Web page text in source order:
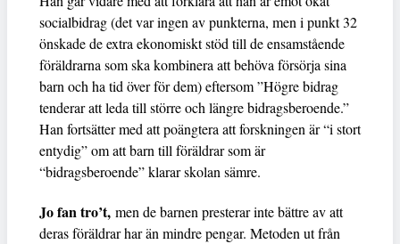
socialbidrag (det var ingen av punkterna, men i punkt 32
önskade de extra ekonomiskt stöd till de ensamstående
föräldrarna som ska kombinera att behöva försörja sina
barn och ha tid över för dem) eftersom ”Högre bidrag
tenderar att leda till större och längre bidragsberoende.”
Han fortsätter med att poängtera att forskningen är “i stort
entydig” om att barn till föräldrar som är
“bidragsberoende” klarar skolan sämre.
Jo fan tro’t, men de barnen presterar inte bättre av att
deras föräldrar har än mindre pengar. Metoden ut från